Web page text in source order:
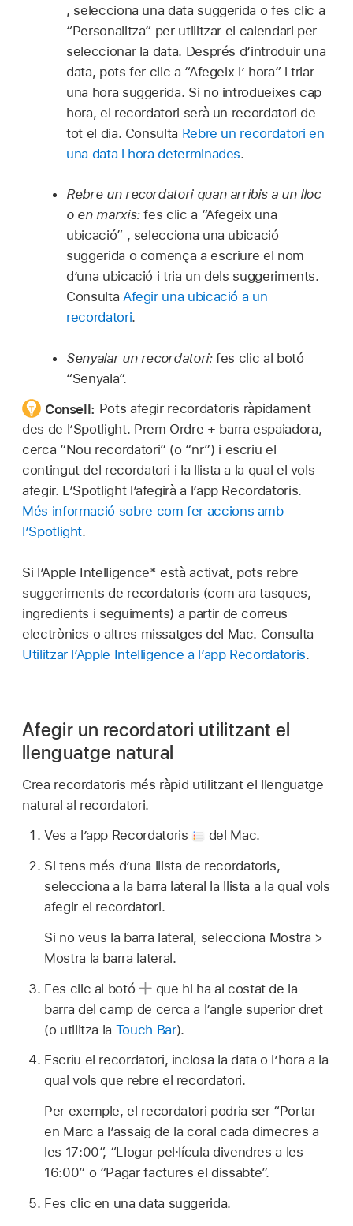
, selecciona una data suggerida o fes clic a
“Personalitza” per utilitzar el calendari per
seleccionar la data. Després d’introduir una
data, pots fer clic a “Afegeix l’ hora” i triar
una hora suggerida. Si no introdueixes cap
hora, el recordatori serà un recordatori de
tot el dia. Consulta Rebre un recordatori en
una data i hora determinades.
Rebre un recordatori quan arribis a un lloc
o en marxis:fes clic a “Afegeix una
ubicació” , selecciona una ubicació
suggerida o comença a escriure el nom
d’una ubicació i tria un dels suggeriments.
Consulta Afegir una ubicació a un
recordatori.
Senyalar un recordatori:fes clic al botó
“Senyala”.
Consell: Pots afegir recordatoris ràpidament
des de l’Spotlight. Prem Ordre + barra espaiadora,
cerca “Nou recordatori” (o “nr”) i escriu el
contingut del recordatori i la llista a la qual el vols
afegir. L’Spotlight l’afegirà a l’app Recordatoris.
Més informació sobre com fer accions amb
l’Spotlight.
Si l’Apple Intelligence* està activat, pots rebre
suggeriments de recordatoris (com ara tasques,
ingredients i seguiments) a partir de correus
electrònics o altres missatges del Mac. Consulta
Utilitzar l’Apple Intelligence a l’app Recordatoris.
Afegir un recordatori utilitzant el
llenguatge natural
Crea recordatoris més ràpid utilitzant el llenguatge
natural al recordatori.
Ves a l’app Recordatoris
del Mac.
Si tens més d’una llista de recordatoris,
selecciona a la barra lateral la llista a la qual vols
afegir el recordatori.
Si no veus la barra lateral, selecciona Mostra >
Mostra la barra lateral.
Fes clic al botó
que hi ha al costat de la
barra del camp de cerca a l’angle superior dret
(o utilitza la Touch Bar).
Escriu el recordatori, inclosa la data o l’hora a la
qual vols que rebre el recordatori.
Per exemple, el recordatori podria ser “Portar
en Marc a l’assaig de la coral cada dimecres a
les 17:00”, “Llogar pel·lícula divendres a les
16:00” o “Pagar factures el dissabte”.
Fes clic en una data suggerida.